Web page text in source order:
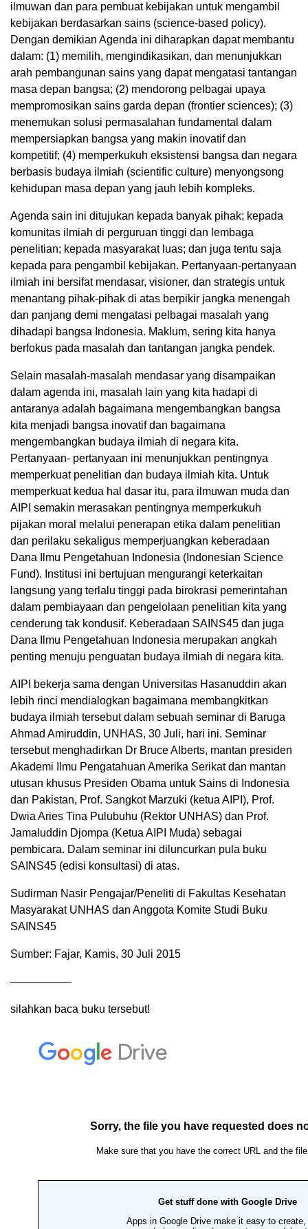
ilmuwan dan para pembuat kebijakan untuk mengambil
kebijakan berdasarkan sains (science-based policy).
Dengan demikian Agenda ini diharapkan dapat membantu
dalam: (1) memilih, mengindikasikan, dan menunjukkan
arah pembangunan sains yang dapat mengatasi tantangan
masa depan bangsa; (2) mendorong pelbagai upaya
mempromosikan sains garda depan (frontier sciences); (3)
menemukan solusi permasalahan fundamental dalam
mempersiapkan bangsa yang makin inovatif dan
kompetitif; (4) memperkukuh eksistensi bangsa dan negara
berbasis budaya ilmiah (scientific culture) menyongsong
kehidupan masa depan yang jauh lebih kompleks.
Agenda sain ini ditujukan kepada banyak pihak; kepada
komunitas ilmiah di perguruan tinggi dan lembaga
penelitian; kepada masyarakat luas; dan juga tentu saja
kepada para pengambil kebijakan. Pertanyaan-pertanyaan
ilmiah ini bersifat mendasar, visioner, dan strategis untuk
menantang pihak-pihak di atas berpikir jangka menengah
dan panjang demi mengatasi pelbagai masalah yang
dihadapi bangsa Indonesia. Maklum, sering kita hanya
berfokus pada masalah dan tantangan jangka pendek.
Selain masalah-masalah mendasar yang disampaikan
dalam agenda ini, masalah lain yang kita hadapi di
antaranya adalah bagaimana mengembangkan bangsa
kita menjadi bangsa inovatif dan bagaimana
mengembangkan budaya ilmiah di negara kita.
Pertanyaan- pertanyaan ini menunjukkan pentingnya
memperkuat penelitian dan budaya ilmiah kita. Untuk
memperkuat kedua hal dasar itu, para ilmuwan muda dan
AIPI semakin merasakan pentingnya memperkukuh
pijakan moral melalui penerapan etika dalam penelitian
dan perilaku sekaligus memperjuangkan keberadaan
Dana Ilmu Pengetahuan Indonesia (Indonesian Science
Fund). Institusi ini bertujuan mengurangi keterkaitan
langsung yang terlalu tinggi pada birokrasi pemerintahan
dalam pembiayaan dan pengelolaan penelitian kita yang
cenderung tak kondusif. Keberadaan SAINS45 dan juga
Dana Ilmu Pengetahuan Indonesia merupakan angkah
penting menuju penguatan budaya ilmiah di negara kita.
AIPI bekerja sama dengan Universitas Hasanuddin akan
lebih rinci mendialogkan bagaimana membangkitkan
budaya ilmiah tersebut dalam sebuah seminar di Baruga
Ahmad Amiruddin, UNHAS, 30 Juli, hari ini. Seminar
tersebut menghadirkan Dr Bruce Alberts, mantan presiden
Akademi Ilmu Pengatahuan Amerika Serikat dan mantan
utusan khusus Presiden Obama untuk Sains di Indonesia
dan Pakistan, Prof. Sangkot Marzuki (ketua AIPI), Prof.
Dwia Aries Tina Pulubuhu (Rektor UNHAS) dan Prof.
Jamaluddin Djompa (Ketua AIPI Muda) sebagai
pembicara. Dalam seminar ini diluncurkan pula buku
SAINS45 (edisi konsultasi) di atas.
Sudirman Nasir Pengajar/Peneliti di Fakultas Kesehatan
Masyarakat UNHAS dan Anggota Komite Studi Buku
SAINS45
Sumber: Fajar, Kamis, 30 Juli 2015
—————–
silahkan baca buku tersebut!